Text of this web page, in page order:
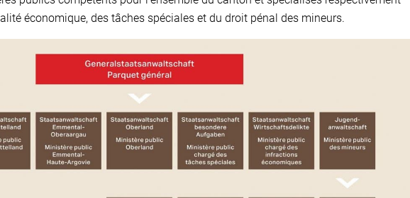
économique, des tâches spéciales et du droit pénal des mineurs.